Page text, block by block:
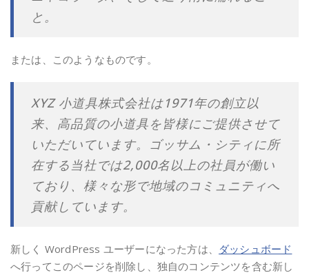
と。
または、このようなものです。
XYZ 小道具株式会社は1971年の創立以
来、高品質の小道具を皆様にご提供させて
いただいています。ゴッサム・シティに所
在する当社では2,000名以上の社員が働い
ており、様々な形で地域のコミュニティへ
貢献しています。
新しく WordPress ユーザーになった方は、 ダッシュボード
へ行ってこのページを削除し、独自のコンテンツを含む新し